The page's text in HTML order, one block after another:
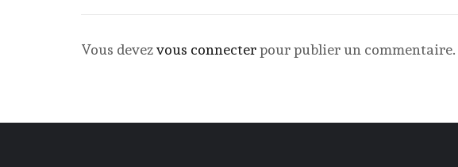
Vous devezvous connecterpour publier un commentaire.